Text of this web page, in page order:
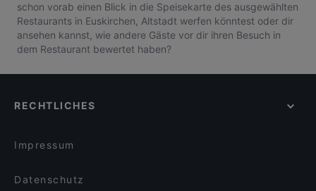
schon vorab einen Blick in die Speisekarte des ausgewählten
Restaurants in Euskirchen, Altstadt werfen könntest oder dir
ansehen kannst, wie andere Gäste vor dir ihren Besuch in
dem Restaurant bewertet haben?
RECHTLICHES
Impressum
Datenschutz